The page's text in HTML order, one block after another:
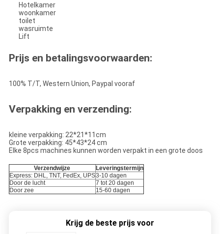
Hotelkamer
woonkamer
toilet
wasruimte
Lift
Prijs en betalingsvoorwaarden:
100% T/T, Western Union, Paypal vooraf
Verpakking en verzending:
kleine verpakking: 22*21*11cm
Grote verpakking: 45*43*24 cm
Elke 8pcs machines kunnen worden verpakt in een grote doos
Verzendwijze
Leveringstermijn
Express: DHL, TNT, FedEx, UPS3-10 dagen
Door de lucht
7 tot 20 dagen
Door zee
15-60 dagen
Krijg de beste prijs voor